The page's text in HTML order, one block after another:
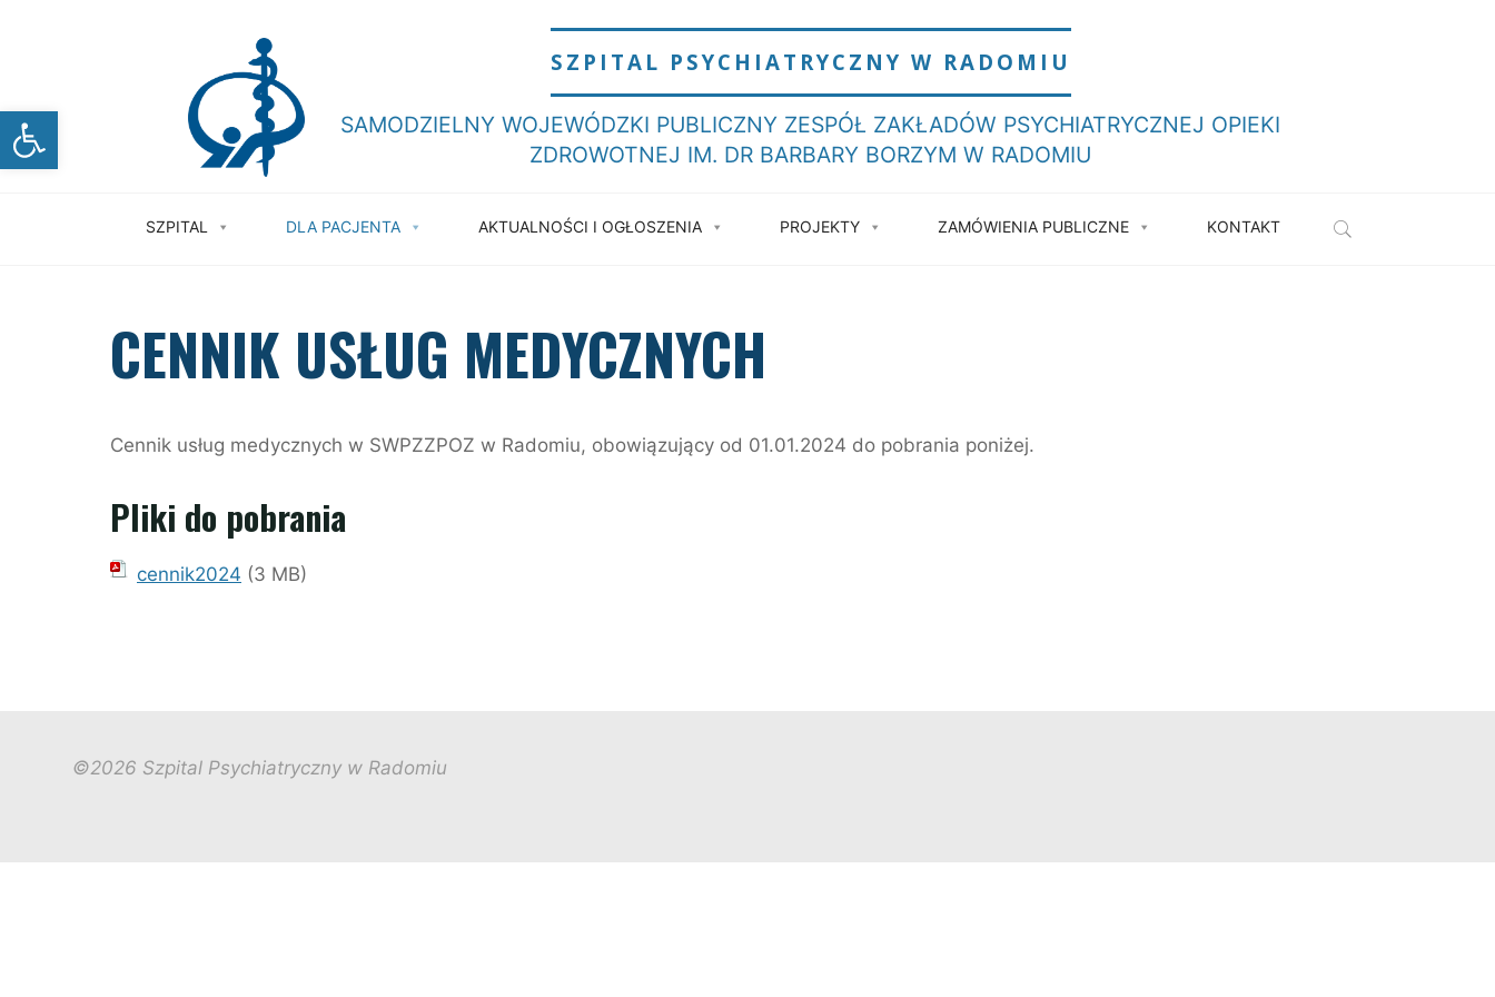
Otwórz pasek narzędzi
SZPITAL PSYCHIATRYCZNY W RADOMIU
SAMODZIELNY WOJEWÓDZKI PUBLICZNY ZESPÓŁ ZAKŁADÓW PSYCHIATRYCZNEJ OPIEKI
ZDROWOTNEJ IM. DR BARBARY BORZYM W RADOMIU
SZPITAL DLA PACJENTA AKTUALNOŚCI I OGŁOSZENIA PROJEKTY ZAMÓWIENIA PUBLICZNE KONTAKT
CENNIK USŁUG MEDYCZNYCH
Cennik usług medycznych w SWPZZPOZ w Radomiu, obowiązujący od 01.01.2024 do pobrania poniżej.
Pliki do pobrania
cennik2024 (3 MB)
©2026 Szpital Psychiatryczny w Radomiu